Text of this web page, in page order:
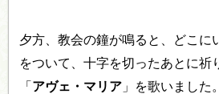
夕方、教会の鐘が鳴ると、どこに
をついて、十字を切ったあとに祈
「 アヴェ・マリア 」を歌いました。